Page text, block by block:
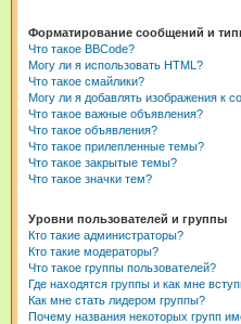
Форматирование сообщений и
Что такое BBCode?
Могу ли я использовать HTML?
Что такое смайлики?
Могу ли я добавлять изображения к
Что такое важные объявления?
Что такое объявления?
Что такое прилепленные темы?
Что такое закрытые темы?
Что такое значки тем?
Уровни пользователей и группы
Кто такие администраторы?
Кто такие модераторы?
Что такое группы пользователей?
Где находятся группы и как мне
Как мне стать лидером группы?
Почему названия некоторых групп